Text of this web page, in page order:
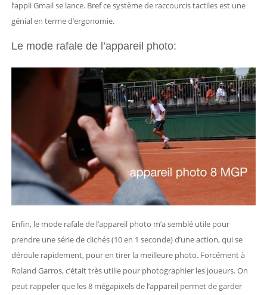
l’appli Gmail se lance. Bref ce système de raccourcis tactiles est une
génial en terme d’ergonomie.
Le mode rafale de l’appareil photo:
Enfin, le mode rafale de l’appareil photo m’a semblé utile pour
prendre une série de clichés (10 en 1 seconde) d’une action, qui se
déroule rapidement, pour en tirer la meilleure photo. Forcément à
Roland Garros, c’était très utilie pour photographier les joueurs. On
peut rappeler que les 8 mégapixels de l’appareil permet de garder